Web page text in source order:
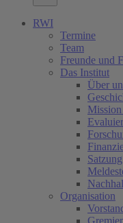
RWI
Termine
Team
Freunde und
Das Institut
Über
Mission
Satzung
Organisation